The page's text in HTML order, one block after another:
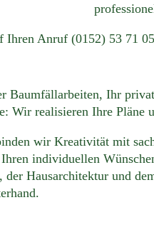
Ihren Anruf (0152) 53 71
Baumfällarbeiten, Ihr
Wir realisieren Ihre Pläne
wir Kreativität mit
individuellen
Hausarchitektur und